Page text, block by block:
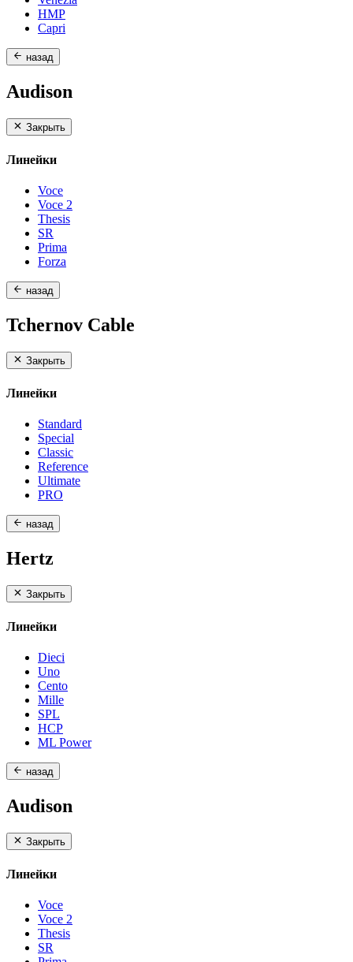
HMP
Capri
назад
Audison
Закрыть
Линейки
Voce
Voce 2
Thesis
SR
Prima
Forza
назад
Tchernov Cable
Закрыть
Линейки
Standard
Special
Classic
Reference
Ultimate
PRO
назад
Hertz
Закрыть
Линейки
Dieci
Uno
Cento
Mille
SPL
HCP
ML Power
назад
Audison
Закрыть
Линейки
Voce
Voce 2
Thesis
SR